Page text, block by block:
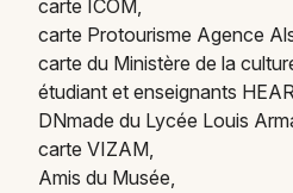
carte ICOM,
carte Protourisme Agence
carte du Ministère de la
étudiant et enseignants
DNmade du Lycée Louis
carte VIZAM,
Amis du Musée,